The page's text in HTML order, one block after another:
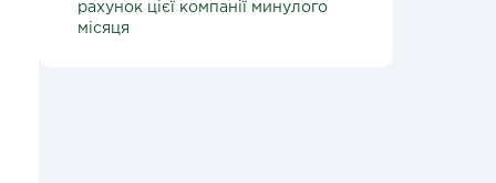
рахунок цієї компанії минулого
місяця